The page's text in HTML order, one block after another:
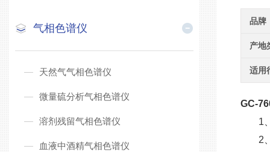
气相色谱仪
天然气气相色谱仪
微量硫分析气相色谱仪
溶剂残留气相色谱仪
血液中酒精气相色谱仪
品牌
产地
适用
GC-
1
2